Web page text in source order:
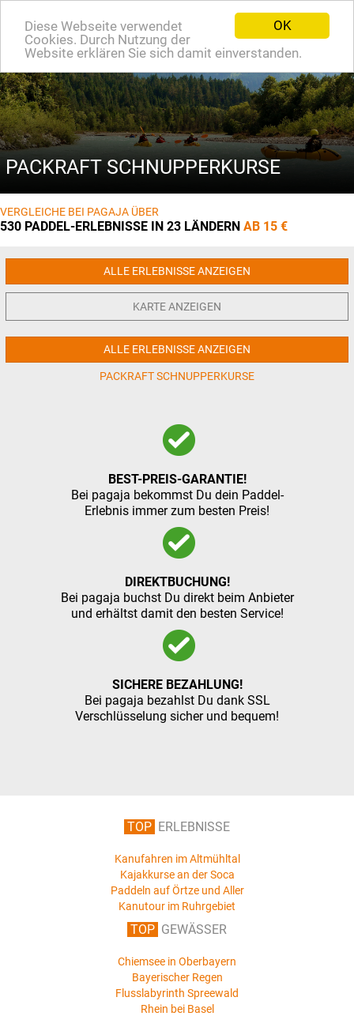
OK
Diese Webseite verwendet
Cookies. Durch Nutzung der
Website erklären Sie sich damit einverstanden.
PACKRAFT SCHNUPPERKURSE
VERGLEICHE BEI PAGAJA ÜBER
530 PADDEL-ERLEBNISSE IN 23 LÄNDERN AB 15 €
ALLE ERLEBNISSE ANZEIGEN
KARTE ANZEIGEN
ALLE ERLEBNISSE ANZEIGEN
PACKRAFT SCHNUPPERKURSE
BEST-PREIS-GARANTIE!
Bei pagaja bekommst Du dein Paddel-
Erlebnis immer zum besten Preis!
DIREKTBUCHUNG!
Bei pagaja buchst Du direkt beim Anbieter
und erhältst damit den besten Service!
SICHERE BEZAHLUNG!
Bei pagaja bezahlst Du dank SSL
Verschlüsselung sicher und bequem!
TOP ERLEBNISSE
Kanufahren im Altmühltal
Kajakkurse an der Soca
Paddeln auf Örtze und Aller
Kanutour im Ruhrgebiet
TOP GEWÄSSER
Chiemsee in Oberbayern
Bayerischer Regen
Flusslabyrinth Spreewald
Rhein bei Basel